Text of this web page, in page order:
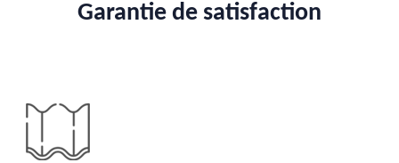
Garantie de satisfaction